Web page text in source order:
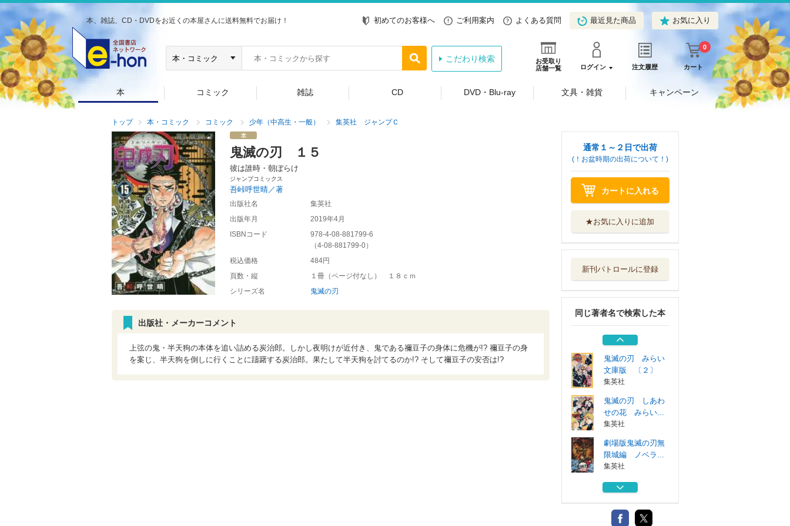
本、雑誌、CD・DVDをお近くの本屋さんに送料無料でお届け！ 初めてのお客様へ ご利用案内 よくある質問 最近見た商品 お気に入り
お受取り
店舗一覧
ログイン 注文履歴 カート
0
こだわり検索
本 コミック 雑誌 CD DVD・Blu-ray 文具・雑貨 キャンペーン
トップ 本・コミック コミック 少年（中高生・一般） 集英社 ジャンプＣ
鬼滅の刃 １５
彼は誰時・朝ぼらけ
ジャンプコミックス
吾峠呼世晴／著
出版社名
集英社
出版年月
2019年4月
ISBNコード
978-4-08-881799-6
（4-08-881799-0）
税込価格
484円
頁数・縦
１冊（ページ付なし） １８ｃｍ
シリーズ名
鬼滅の刃
出版社・メーカーコメント
上弦の鬼・半天狗の本体を追い詰める炭治郎。しかし夜明けが近付き、鬼である禰豆子の身体に危機が!? 禰豆子の身
を案じ、半天狗を倒しに行くことに躊躇する炭治郎。果たして半天狗を討てるのか!? そして禰豆子の安否は!?
通常１～２日で出荷
(！お盆時期の出荷について！)
カートに入れる
★お気に入りに追加
新刊パトロールに登録
同じ著者名で検索した本
劇場版鬼滅の刃無
限城編 ノベラ...
鬼滅の刃塗絵帳－
集英社
アニメ「鬼滅の刃
」イラスト記録...
集英社
鬼滅の刃 みらい
文庫版 〔２〕
集英社
鬼滅の刃 しあわ
せの花 みらい...
集英社
劇場版鬼滅の刃無
限城編 ノベラ...
集英社
鬼滅の刃塗絵帳－
集英社